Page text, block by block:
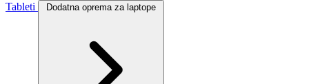
Tableti
Dodatna oprema za laptope